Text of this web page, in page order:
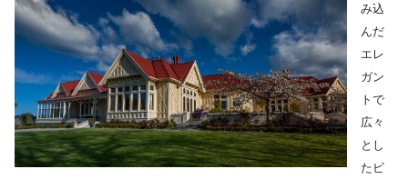
み込
んだ
エレ
ガン
トで
広々
とし
たビ